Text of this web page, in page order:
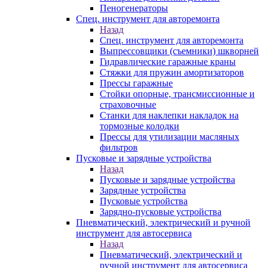
Пеногенераторы
Спец. инструмент для авторемонта
Назад
Спец. инструмент для авторемонта
Выпрессовщики (съемники) шкворней
Гидравлические гаражные краны
Стяжки для пружин амортизаторов
Прессы гаражные
Стойки опорные, трансмиссионные и
страховочные
Станки для наклепки накладок на
тормозные колодки
Прессы для утилизации масляных
фильтров
Пусковые и зарядные устройства
Назад
Пусковые и зарядные устройства
Зарядные устройства
Пусковые устройства
Зарядно-пусковые устройства
Пневматический, электрический и ручной
инструмент для автосервиса
Назад
Пневматический, электрический и
ручной инструмент для автосервиса